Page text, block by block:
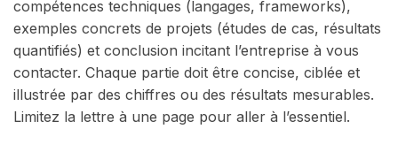
compétences techniques (langages, frameworks),
exemples concrets de projets (études de cas, résultats
quantifiés) et conclusion incitant l’entreprise à vous
contacter. Chaque partie doit être concise, ciblée et
illustrée par des chiffres ou des résultats mesurables.
Limitez la lettre à une page pour aller à l’essentiel.